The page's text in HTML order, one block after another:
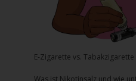
E-Zigarette vs. Tabakzigarette